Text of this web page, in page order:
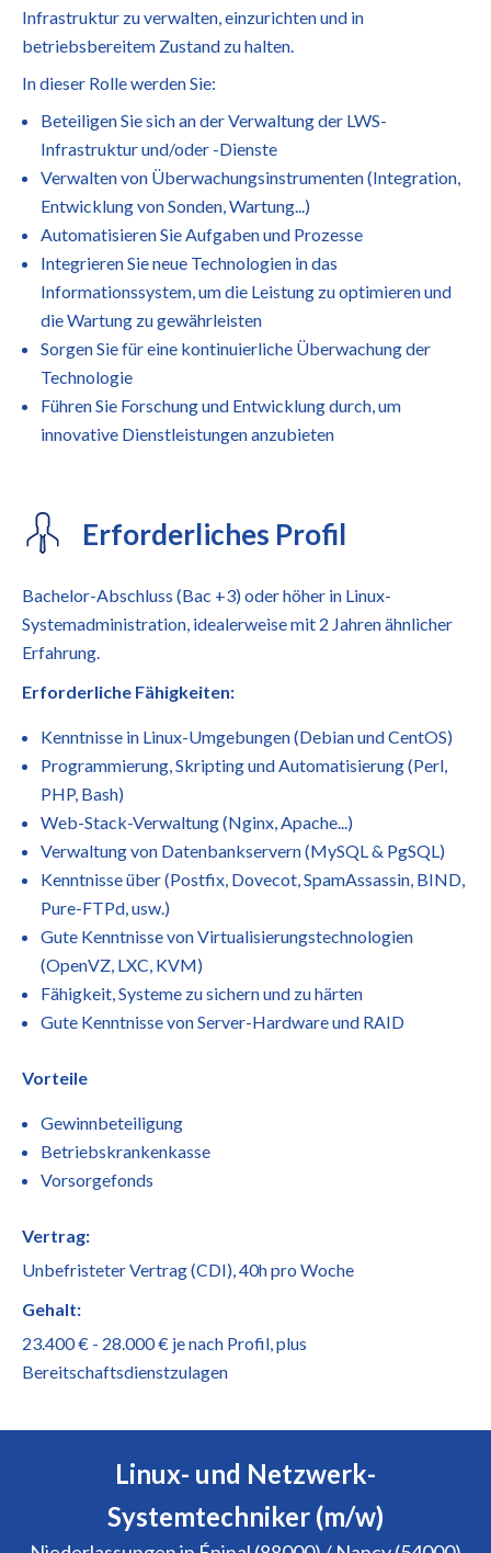
Infrastruktur zu verwalten, einzurichten und in
betriebsbereitem Zustand zu halten.
In dieser Rolle werden Sie:
Beteiligen Sie sich an der Verwaltung der LWS-
Infrastruktur und/oder -Dienste
Verwalten von Überwachungsinstrumenten (Integration,
Entwicklung von Sonden, Wartung...)
Automatisieren Sie Aufgaben und Prozesse
Integrieren Sie neue Technologien in das
Informationssystem, um die Leistung zu optimieren und
die Wartung zu gewährleisten
Sorgen Sie für eine kontinuierliche Überwachung der
Technologie
Führen Sie Forschung und Entwicklung durch, um
innovative Dienstleistungen anzubieten
Erforderliches Profil
Bachelor-Abschluss (Bac +3) oder höher in Linux-
Systemadministration, idealerweise mit 2 Jahren ähnlicher
Erfahrung.
Erforderliche Fähigkeiten:
Kenntnisse in Linux-Umgebungen (Debian und CentOS)
Programmierung, Skripting und Automatisierung (Perl,
PHP, Bash)
Web-Stack-Verwaltung (Nginx, Apache...)
Verwaltung von Datenbankservern (MySQL & PgSQL)
Kenntnisse über (Postfix, Dovecot, SpamAssassin, BIND,
Pure-FTPd, usw.)
Gute Kenntnisse von Virtualisierungstechnologien
(OpenVZ, LXC, KVM)
Fähigkeit, Systeme zu sichern und zu härten
Gute Kenntnisse von Server-Hardware und RAID
Vorteile
Gewinnbeteiligung
Betriebskrankenkasse
Vorsorgefonds
Vertrag:
Unbefristeter Vertrag (CDI), 40h pro Woche
Gehalt:
23.400 € - 28.000 € je nach Profil, plus
Bereitschaftsdienstzulagen
Linux- und Netzwerk-
Systemtechniker (m/w)